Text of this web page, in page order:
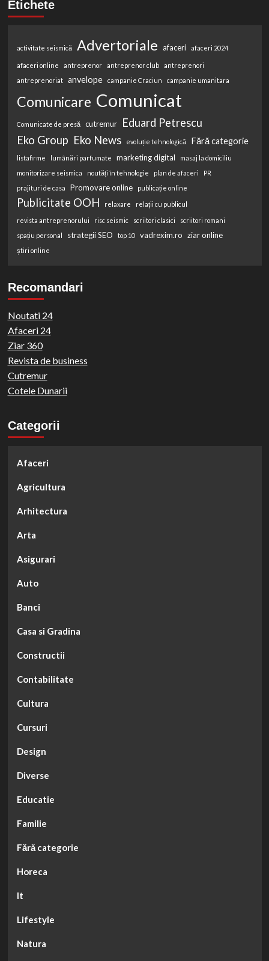
Etichete
activitate seismică Advertoriale afaceri afaceri 2024
afaceri online antreprenor antreprenor club
antreprenori
antreprenoriat
anvelope campanie Craciun campanie umanitara
Comunicare Comunicat
Comunicate de presă cutremur
Eduard Petrescu
Eko Group Eko News evoluție tehnologică Fără categorie
listafirme lumânări parfumate marketing digital
masaj la domiciliu
monitorizare seismica
noutăți în tehnologie plan de afaceri
PR
prajituri de casa
Promovare online publicație online
Publicitate OOH relaxare relații cu publicul
revista antreprenorului risc seismic scriitori clasici
scriitori romani
spațiu personal
strategii SEO top 10 vadrexim.ro ziar online
știri online
Recomandari
Noutati 24
Afaceri 24
Ziar 360
Revista de business
Cutremur
Cotele Dunarii
Categorii
Afaceri
Agricultura
Arhitectura
Arta
Asigurari
Auto
Banci
Casa si Gradina
Constructii
Contabilitate
Cultura
Cursuri
Design
Diverse
Educatie
Familie
Fără categorie
Horeca
It
Lifestyle
Natura